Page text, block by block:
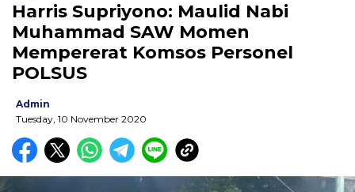
Harris Supriyono: Maulid Nabi
Muhammad SAW Momen
Mempererat Komsos Personel
POLSUS
Admin
Tuesday, 10 November 2020